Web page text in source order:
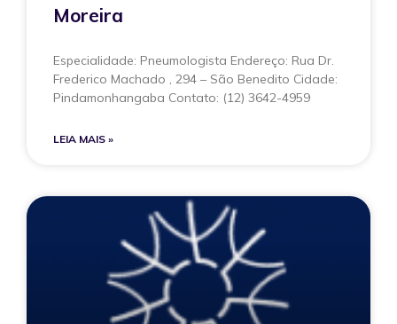
Moreira
Especialidade: Pneumologista Endereço: Rua Dr.
Frederico Machado , 294 – São Benedito Cidade:
Pindamonhangaba Contato: (12) 3642-4959
LEIA MAIS »